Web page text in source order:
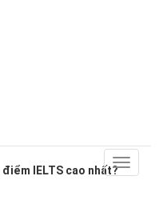
Toggle
IELTS cao nhất?